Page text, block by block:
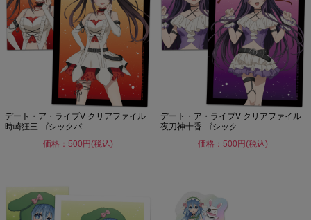
デート・ア・ライブV クリアファイル
時崎狂三 ゴシックパ...
価格：500円(税込)
デート・ア・ライブV クリアファイル
夜刀神十香 ゴシック...
価格：500円(税込)